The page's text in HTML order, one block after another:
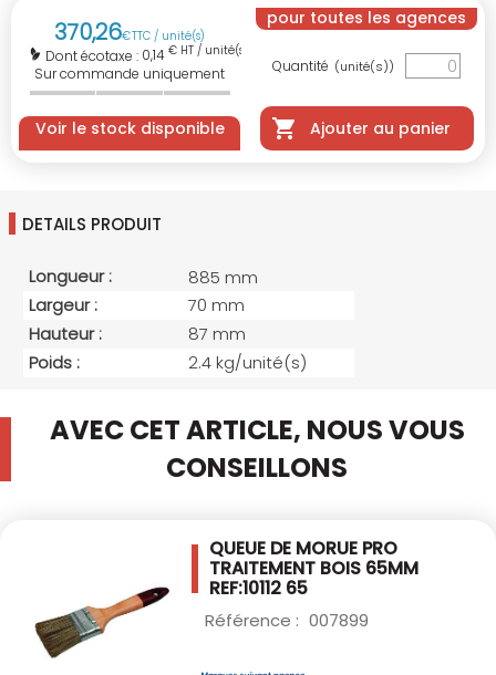
370,26€TTC / unité(s)
Dont écotaxe : 0,14 € HT / unité(s)
Sur commande uniquement
Voir le stock disponible
pour toutes les agences
Quantité (unité(s))
Ajouter au panier
DETAILS PRODUIT
Longueur :
885 mm
Largeur :
70 mm
Hauteur :
87 mm
Poids :
2.4 kg/unité(s)
AVEC CET ARTICLE, NOUS VOUS
CONSEILLONS
QUEUE DE MORUE PRO
TRAITEMENT BOIS 65MM
REF:10112 65
Référence : 007899